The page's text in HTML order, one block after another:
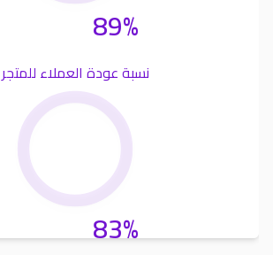
89%
نسبة عودة العملاء للمتجر
83%